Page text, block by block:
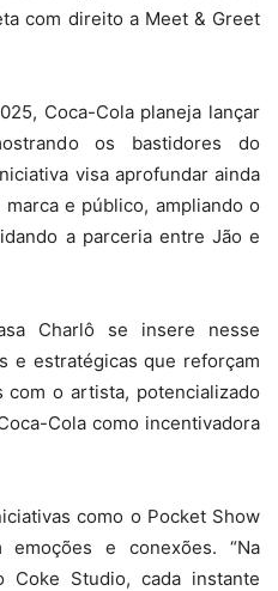
com direito a Meet & Greet
Coca-Cola planeja lançar
os bastidores do
visa aprofundar ainda
e público, ampliando o
a parceria entre Jão e
Charlô se insere nesse
e estratégicas que reforçam
o artista, potencializado
Cola como incentivadora
como o Pocket Show
e conexões. “Na
Coke Studio, cada instante